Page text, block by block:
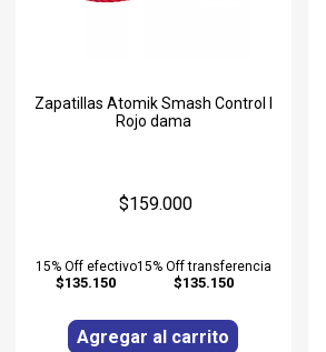
Zapatillas Atomik Smash Control I
Rojo dama
$159.000
15% Off efectivo
$135.150
15% Off transferencia
$135.150
Agregar al carrito